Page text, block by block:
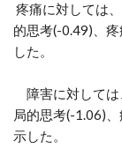
疼痛に対しては
的思考(-0.49)、
した。
障害に対しては
局的思考(-1.06)
示した。